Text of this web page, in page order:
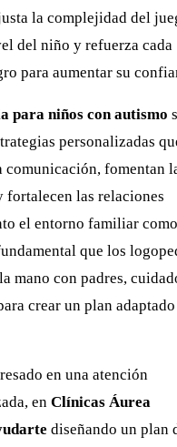
la complejidad del
del niño y refuerza cada
para aumentar su
para niños con autismo
personalizadas
comunicación, fomentan
fortalecen las relaciones
el entorno familiar
que los
mano con padres,
crear un plan
en una atención
en Clínicas Áurea
diseñando un plan